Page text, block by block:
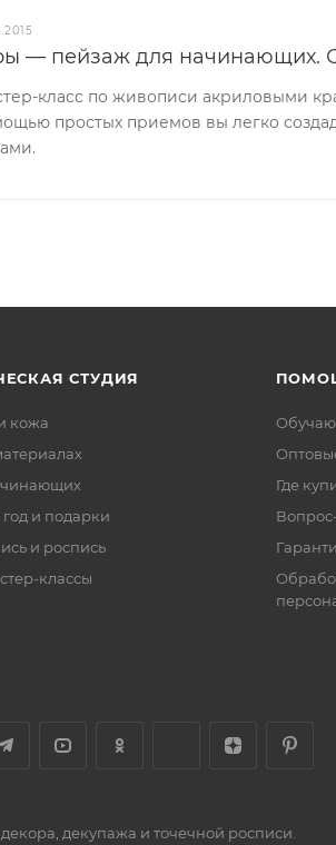
— пейзаж для начинающих.
класс по живописи акриловыми
простых приемов вы легко
СТУДИЯ
кожа
и подарки
и роспись
классы
Где
декупажа и точечной росписи.